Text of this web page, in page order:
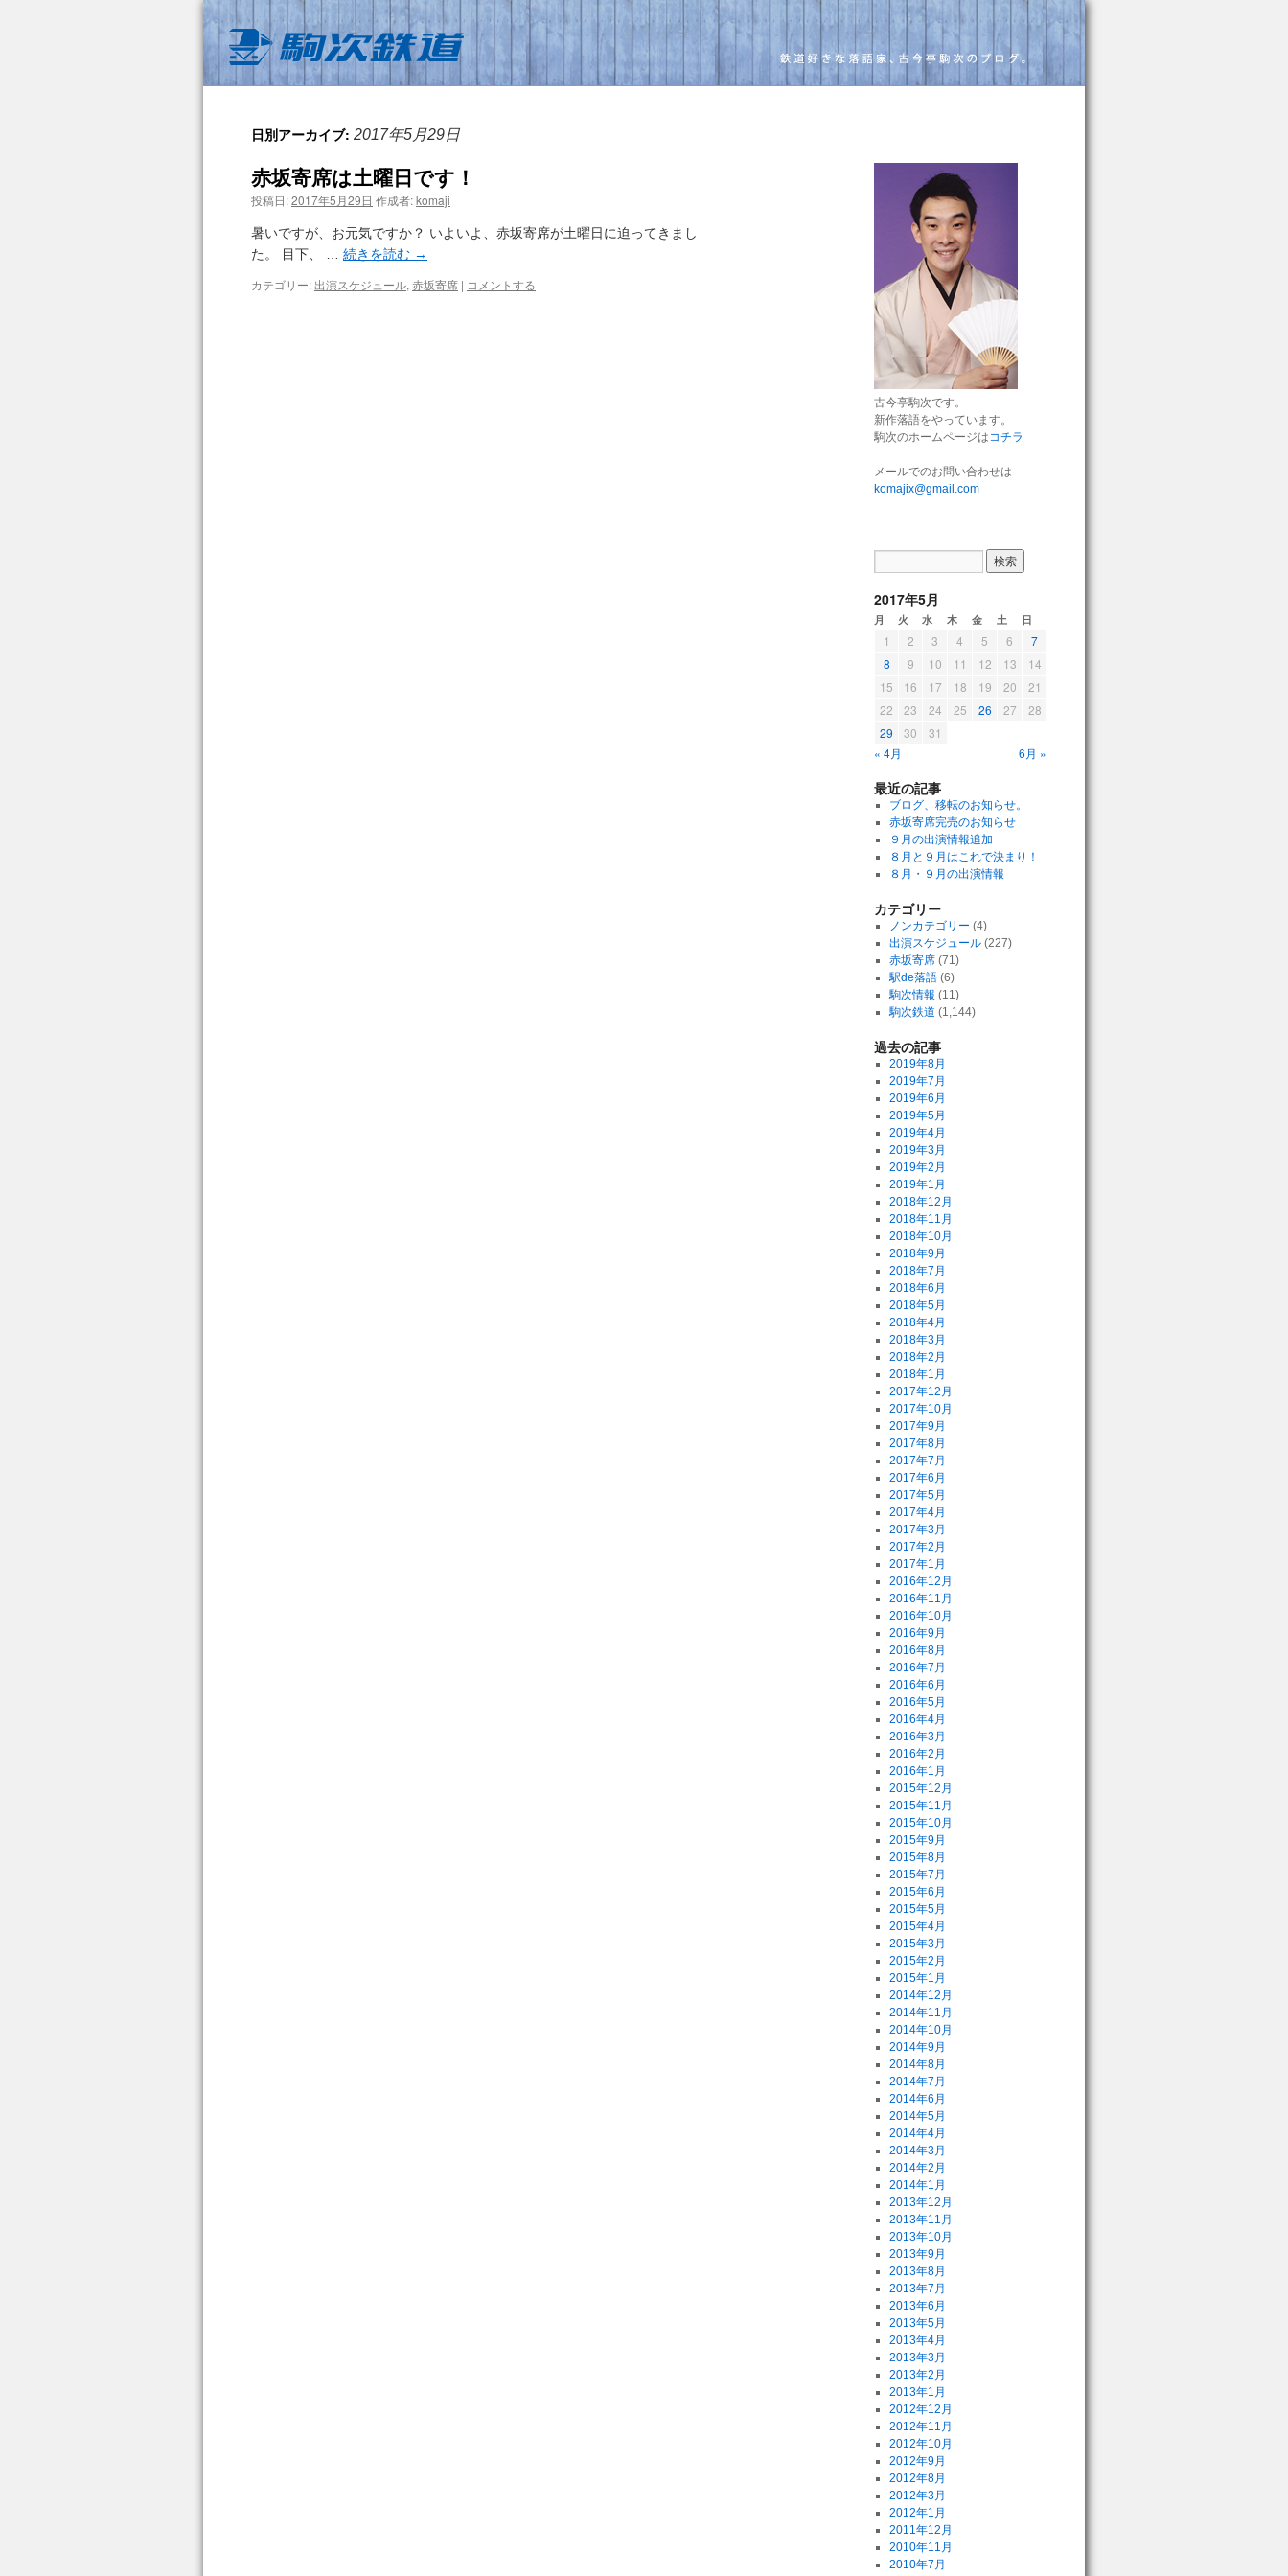
日別アーカイブ: 2017年5月29日
赤坂寄席は土曜日です！
投稿日:2017年5月29日 作成者:komaji
暑いですが、お元気ですか？ いよいよ、赤坂寄席が土曜日に迫ってきまし
た。 目下、 … 続きを読む →
カテゴリー:出演スケジュール, 赤坂寄席 | コメントする
古今亭駒次です。
新作落語をやっています。
駒次のホームページはコチラ
メールでのお問い合わせは
komajix@gmail.com
2017年5月
月 火 水 木 金 土 日
1 2 3 4 5 6
7
8
9 10 11 12 13
14
15
16 17 18 19 20
21
22
23 24 25 26 27
28
29
30
31
« 4月
6月 »
最近の記事
ブログ、移転のお知らせ。
赤坂寄席完売のお知らせ
９月の出演情報追加
８月と９月はこれで決まり！
８月・９月の出演情報
カテゴリー
ノンカテゴリー (4)
出演スケジュール(227)
赤坂寄席(71)
駅de落語(6)
駒次情報 (11)
駒次鉄道 (1,144)
過去の記事
2019年8月
2019年7月
2019年6月
2019年5月
2019年4月
2019年3月
2019年2月
2019年1月
2018年12月
2018年11月
2018年10月
2018年9月
2018年7月
2018年6月
2018年5月
2018年4月
2018年3月
2018年2月
2018年1月
2017年12月
2017年10月
2017年9月
2017年8月
2017年7月
2017年6月
2017年5月
2017年4月
2017年3月
2017年2月
2017年1月
2016年12月
2016年11月
2016年10月
2016年9月
2016年8月
2016年7月
2016年6月
2016年5月
2016年4月
2016年3月
2016年2月
2016年1月
2015年12月
2015年11月
2015年10月
2015年9月
2015年8月
2015年7月
2015年6月
2015年5月
2015年4月
2015年3月
2015年2月
2015年1月
2014年12月
2014年11月
2014年10月
2014年9月
2014年8月
2014年7月
2014年6月
2014年5月
2014年4月
2014年3月
2014年2月
2014年1月
2013年12月
2013年11月
2013年10月
2013年9月
2013年8月
2013年7月
2013年6月
2013年5月
2013年4月
2013年3月
2013年2月
2013年1月
2012年12月
2012年11月
2012年10月
2012年9月
2012年8月
2012年3月
2012年1月
2011年12月
2010年11月
2010年7月